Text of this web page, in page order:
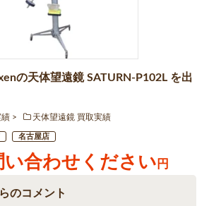
の天体望遠鏡 SATURN-P102L を出
績
天体望遠鏡 買取実績
名古屋店
い合わせください 円
のコメント